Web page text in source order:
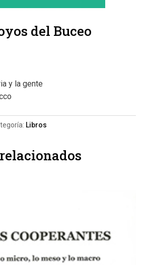
del Buceo
y la gente
Libros